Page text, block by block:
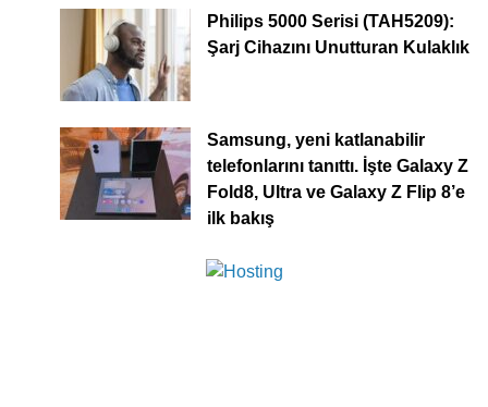
Philips 5000 Serisi (TAH5209):
Şarj Cihazını Unutturan Kulaklık
Samsung, yeni katlanabilir
telefonlarını tanıttı. İşte Galaxy Z
Fold8, Ultra ve Galaxy Z Flip 8’e
ilk bakış